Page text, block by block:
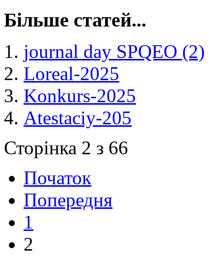
Більше статей...
journal day SPQEO (2)
Loreal-2025
Konkurs-2025
Atestaciy-205
Сторінка 2 з 66
Початок
Попередня
1
2